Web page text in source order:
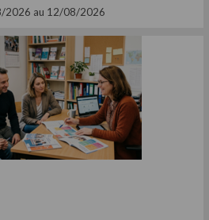
2026 au 12/08/2026